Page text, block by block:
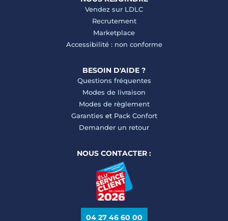
Vendez sur LDLC
Recrutement
Marketplace
Accessibilité : non conforme
BESOIN D'AIDE ?
Questions fréquentes
Modes de livraison
Modes de règlement
Garanties et Pack Confort
Demander un retour
NOUS CONTACTER :
04 27 46 60 00